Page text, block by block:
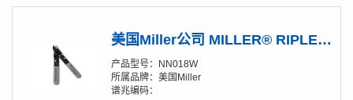
美国Miller公司 MILLER® RIPLEY® NN018W系列无刻痕剥线钳
产品型号：NN018W
所属品牌：美国Miller
谱兆编码：